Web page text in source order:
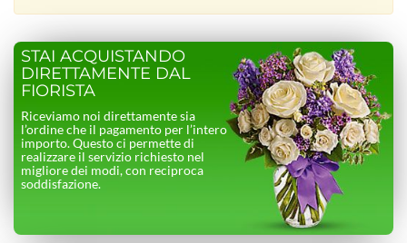
STAI ACQUISTANDO
DIRETTAMENTE DAL
FIORISTA
Riceviamo noi direttamente sia
l’ordine che il pagamento per l’intero
importo. Questo ci permette di
realizzare il servizio richiesto nel
migliore dei modi, con reciproca
soddisfazione.